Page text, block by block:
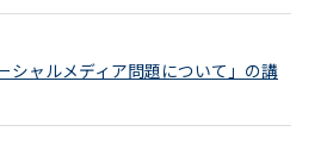
シャルメディア問題について」の講